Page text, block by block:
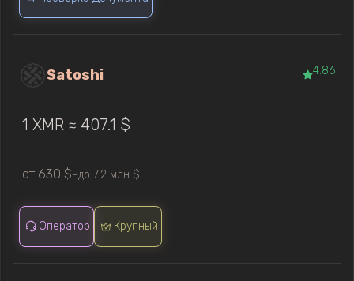
Satoshi 4.86
1 XMR ≈ 407.1 $
от 630 $—до 7.2 млн $
Оператор Крупный